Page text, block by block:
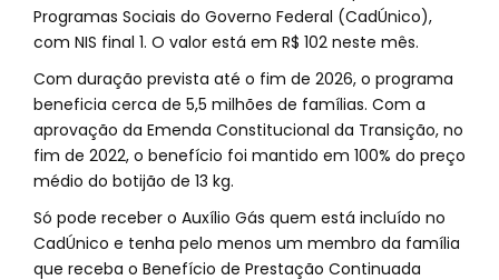
Programas Sociais do Governo Federal (CadÚnico),
com NIS final 1. O valor está em R$ 102 neste mês.
Com duração prevista até o fim de 2026, o programa
beneficia cerca de 5,5 milhões de famílias. Com a
aprovação da Emenda Constitucional da Transição, no
fim de 2022, o benefício foi mantido em 100% do preço
médio do botijão de 13 kg.
Só pode receber o Auxílio Gás quem está incluído no
CadÚnico e tenha pelo menos um membro da família
que receba o Benefício de Prestação Continuada